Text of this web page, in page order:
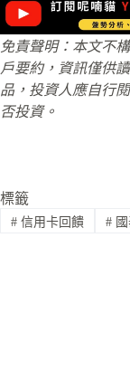
免責聲明：本文不
戶要約，資訊僅供
品，投資人應自行
否投資。
標籤
#信用卡回饋 #國